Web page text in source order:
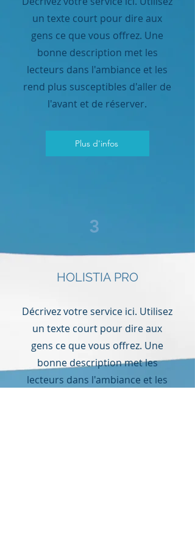
un texte court pour dire aux
gens ce que vous offrez. Une
bonne description met les
lecteurs dans l'ambiance et les
rend plus susceptibles d'aller de
l'avant et de réserver.
Plus d'infos
3
HOLISTIA PRO
Décrivez votre service ici. Utilisez
un texte court pour dire aux
gens ce que vous offrez. Une
bonne description met les
lecteurs dans l'ambiance et les